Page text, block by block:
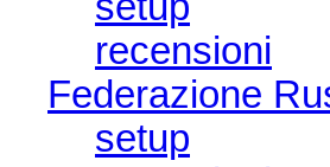
recensioni
Federazione
setup